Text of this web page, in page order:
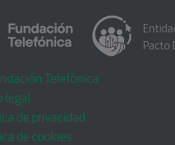
Telefónica
legal
de privacidad
de cookies
Pacto